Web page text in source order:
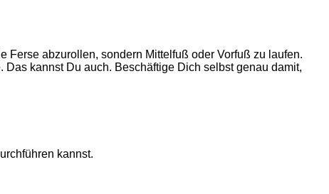
Ferse abzurollen, sondern Mittelfuß oder Vorfuß zu laufen.
kannst Du auch. Beschäftige Dich selbst genau damit,
kannst.